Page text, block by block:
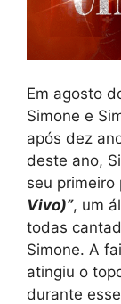
Em agosto
Simone e
após dez
deste ano,
seu
Vivo)”, um
todas
Simone. A
atingiu o
durante